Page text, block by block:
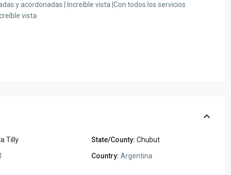
y acordonadas | Increíble vista |Con todos los servicios
vista
Tilly State/County: Chubut
Country: Argentina